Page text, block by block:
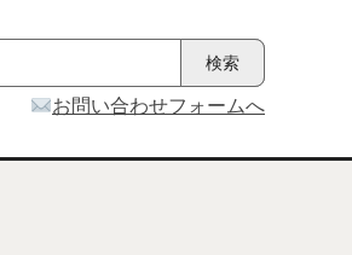
お問い合わせフォームへ